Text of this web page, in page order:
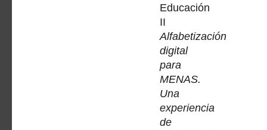
Educación
II
Alfabetización
digital
para
MENAS.
Una
experiencia
de